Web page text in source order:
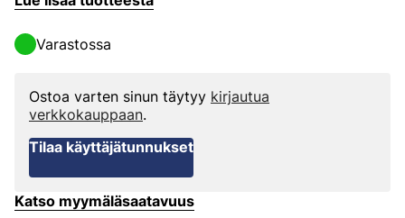
Varastossa
Ostoa varten sinun täytyy kirjautua
verkkokauppaan.
Tilaa käyttäjätunnukset
Katso myymäläsaatavuus